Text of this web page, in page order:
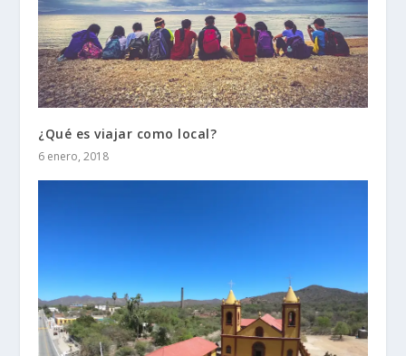
¿Qué es viajar como local?
6 enero, 2018